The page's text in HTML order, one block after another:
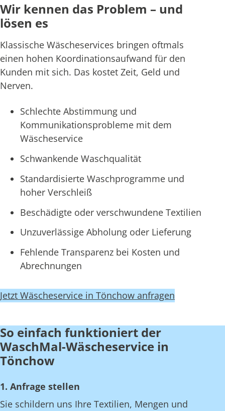
Wir kennen das Problem – und
lösen es
Klassische Wäscheservices bringen oftmals
einen hohen Koordinationsaufwand für den
Kunden mit sich. Das kostet Zeit, Geld und
Nerven.
Schlechte Abstimmung und
Kommunikationsprobleme mit dem
Wäscheservice
Schwankende Waschqualität
Standardisierte Waschprogramme und
hoher Verschleiß
Beschädigte oder verschwundene Textilien
Unzuverlässige Abholung oder Lieferung
Fehlende Transparenz bei Kosten und
Abrechnungen
Jetzt Wäscheservice in Tönchow anfragen
So einfach funktioniert der
WaschMal-Wäscheservice in
Tönchow
1. Anfrage stellen
Sie schildern uns Ihre Textilien, Mengen und